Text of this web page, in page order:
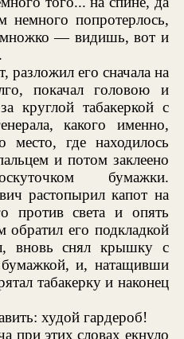
немного попротерлось,
— видишь, вот и
разложил его сначала на
покачал головою и
круглой табакеркой с
какого именно,
место, где находилось
и потом заклеено
бумажки.
растопырил капот на
против света и опять
его подкладкой
вновь снял крышку с
бумажкой, и, натащивши
табакерку и наконец
худой гардероб!
при этих словах екнуло